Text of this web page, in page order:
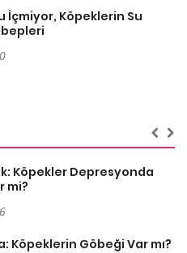
İçmiyor, Köpeklerin Su
Köpekler Depresyonda
mi?
Köpeklerin Göbeği Var mı?